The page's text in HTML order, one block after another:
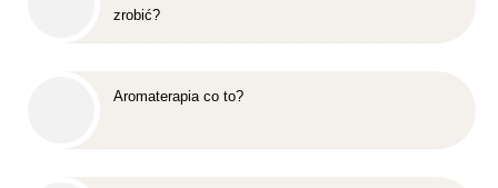
zrobić?
Aromaterapia co to?